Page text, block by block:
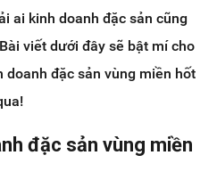
ai kinh doanh đặc sản cũng
viết dưới đây sẽ bật mí cho
doanh đặc sản vùng miền hốt
đặc sản vùng miền